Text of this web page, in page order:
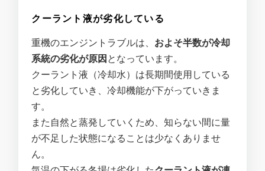
クーラント液が劣化している
重機のエンジントラブルは、 およそ半数が冷却
系統の劣化が原因となっています。
クーラント液（冷却水）は長期間使用している
と劣化していき、冷却機能が下がっていきま
す。
また自然と蒸発していくため、知らない間に量
が不足した状態になることは少なくありませ
ん。